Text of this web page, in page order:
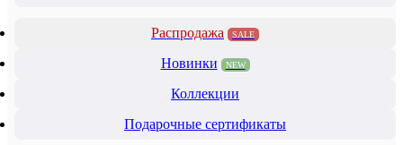
Распродажа SALE
Новинки NEW
Коллекции
Подарочные сертификаты